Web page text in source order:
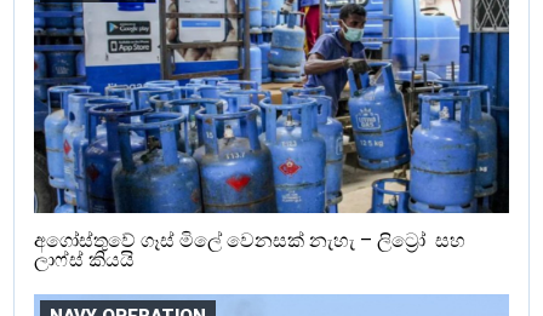
අගෝස්තුවේ ගෑස් මිලේ වෙනසක් නැහැ – ලිට්‍රෝ සහ
ලාෆ්ස් කියයි